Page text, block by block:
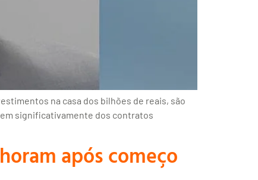
na casa dos bilhões de reais, são
significativamente dos contratos
após começo